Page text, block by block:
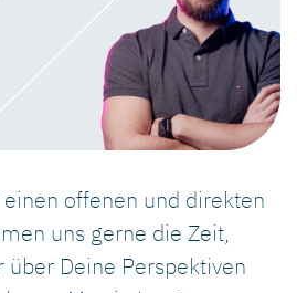
offenen und direkten
uns gerne die Zeit,
Deine Perspektiven